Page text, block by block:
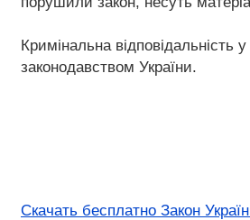
Кримінальна відповідальність
законодавством України.
Скачать бесплатно Закон